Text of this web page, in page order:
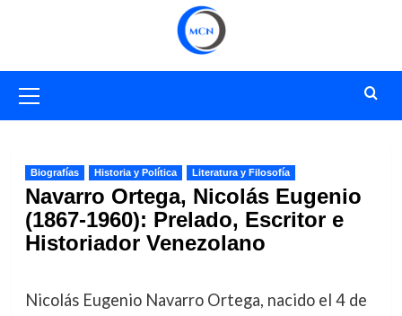
primario
Biografías Historia y Política Literatura y Filosofía
Navarro Ortega, Nicolás Eugenio
(1867-1960): Prelado, Escritor e
Historiador Venezolano
Nicolás Eugenio Navarro Ortega, nacido el 4 de